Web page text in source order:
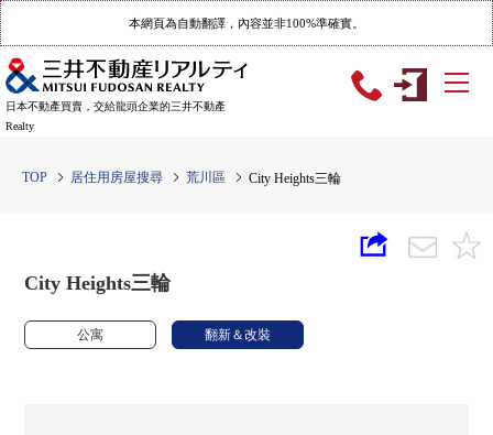
本網頁為自動翻譯，內容並非100%準確實。
日本不動產買賣，交給龍頭企業的三井不動產
Realty
TOP 居住用房屋搜尋 荒川區 City Heights三輪
City Heights三輪
公寓 翻新＆改裝